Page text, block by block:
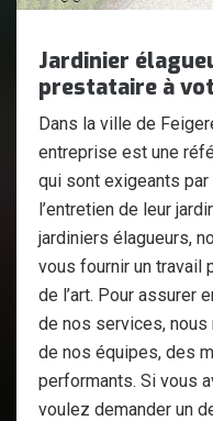
Jardinier
prestataire à
Dans la ville de
entreprise est une
qui sont exigeants
l’entretien de leur
jardiniers élagueurs,
vous fournir un travail
de l’art. Pour assurer
de nos services,
de nos équipes, des
performants. Si vous
voulez demander un